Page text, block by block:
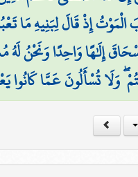
إِذْ قَالَ لِبَنِيهِ مَا
إِلَٰهًا وَاحِدًا وَنَحْنُ
تُسْأَلُونَ عَمَّا كَانُوا